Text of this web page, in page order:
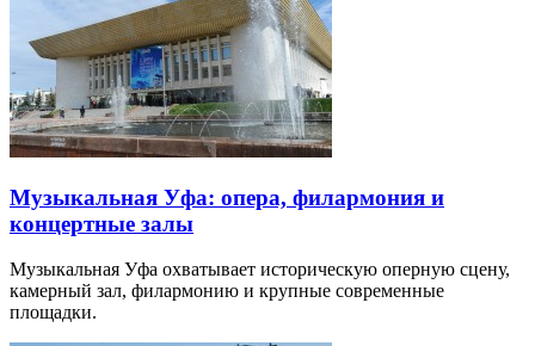
Музыкальная Уфа: опера, филармония и
концертные залы
Музыкальная Уфа охватывает историческую оперную сцену,
камерный зал, филармонию и крупные современные
площадки.